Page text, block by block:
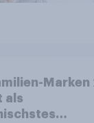
als